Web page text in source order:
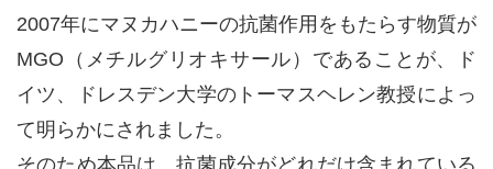
2007年にマヌカハニーの抗菌作用をもたらす物質が
MGO（メチルグリオキサール）であることが、ド
イツ、ドレスデン大学のトーマスヘレン教授によっ
て明らかにされました。
そのため本品は、抗菌成分がどれだけ含まれている